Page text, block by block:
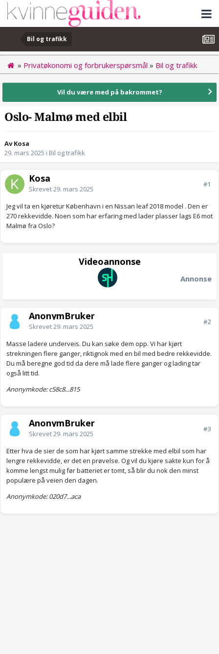
Bil og trafikk
» Privatøkonomi og forbrukerspørsmål » Bil og trafikk
Vil du være med på bakrommet?
Oslo- Malmø med elbil
Av Kosa
29. mars 2025 i Bil og trafikk
Kosa
Skrevet29. mars 2025
#1
Jeg vil ta en kjøretur København i en Nissan leaf 2018 model . Den er
270 rekkevidde. Noen som har erfaring med lader plasser lags E6 mot
Malmø fra Oslo?
Videoannonse
Annonse
AnonymBruker
Skrevet29. mars 2025
#2
Masse ladere underveis. Du kan søke dem opp. Vi har kjørt
strekningen flere ganger, riktignok med en bil med bedre rekkevidde.
Du må beregne god tid da dere må lade flere ganger og lading tar
også litt tid.
Anonymkode: c58c8...815
AnonymBruker
Skrevet29. mars 2025
#3
Etter hva de sier de som har kjørt samme strekke med elbil som har
lengre rekkevidde, er det en prøvelse. Og vil du kjøre sakte kun for å
komme lengst mulig før batteriet er tomt, så blir du nok den minst
populære på veien den dagen.
Anonymkode: 020d7...aca